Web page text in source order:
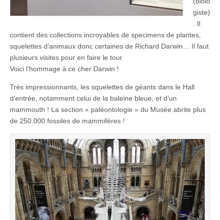
giste)
. Il
contient des collections incroyables de specimens de plantes,
squelettes d’animaux donc certaines de Richard Darwin… Il faut
plusieurs visites pour en faire le tour.
Voici l’hommage à ce cher Darwin !
Très impressionnants, les squelettes de géants dans le Hall
d’entrée, notamment celui de la baleine bleue, et d’un
mammouth ! La section « paléontologie » du Musée abrite plus
de 250.000 fossiles de mammifères !